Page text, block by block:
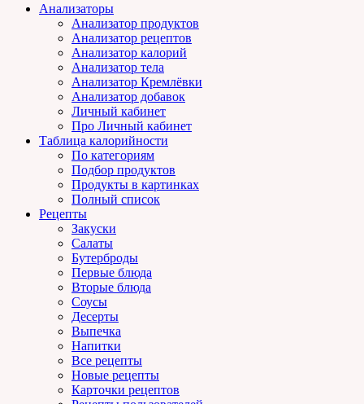
Анализаторы
Анализатор продуктов
Анализатор рецептов
Анализатор калорий
Анализатор тела
Анализатор Кремлёвки
Анализатор добавок
Личный кабинет
Про Личный кабинет
Таблица калорийности
По категориям
Подбор продуктов
Продукты в картинках
Полный список
Рецепты
Закуски
Салаты
Бутерброды
Первые блюда
Вторые блюда
Соусы
Десерты
Выпечка
Напитки
Все рецепты
Новые рецепты
Карточки рецептов